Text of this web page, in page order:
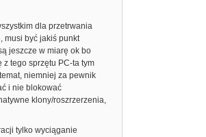
dla przetrwania
musi być jakiś punkt
jeszcze w miarę ok bo
tego sprzętu PC-ta tym
niemniej za pewnik
i nie blokować
klony/roszrzerzenia,
tylko wyciąganie